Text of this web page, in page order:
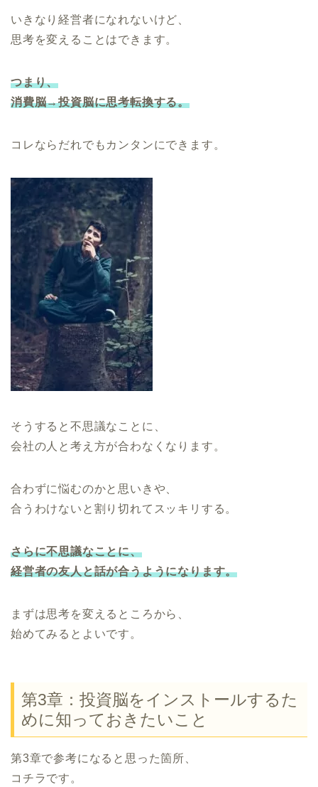
いきなり経営者になれないけど、
思考を変えることはできます。
つまり、
消費脳→投資脳に思考転換する。
コレならだれでもカンタンにできます。
そうすると不思議なことに、
会社の人と考え方が合わなくなります。
合わずに悩むのかと思いきや、
合うわけないと割り切れてスッキリする。
さらに不思議なことに、
経営者の友人と話が合うようになります。
まずは思考を変えるところから、
始めてみるとよいです。
第3章：投資脳をインストールするた
めに知っておきたいこと
第3章で参考になると思った箇所、
コチラです。